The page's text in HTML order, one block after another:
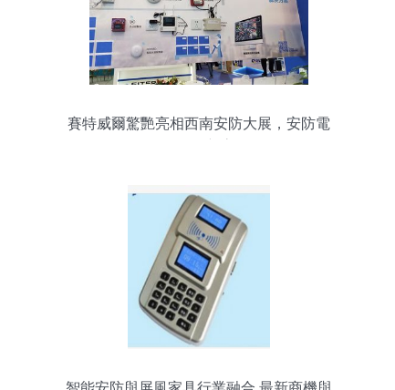
賽特威爾驚艷亮相西南安防大展，安防電